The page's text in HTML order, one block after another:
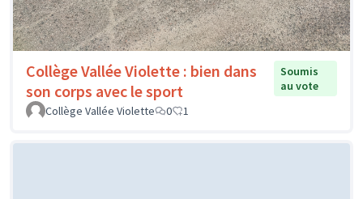
Collège Vallée Violette : bien dans
son corps avec le sport
Soumis
au vote
Collège Vallée Violette
0 1